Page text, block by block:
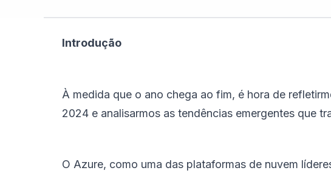
Introdução
À medida que o ano chega ao fim, é hora de
2024 e analisarmos as tendências emergentes que
O Azure, como uma das plataformas de nuvem